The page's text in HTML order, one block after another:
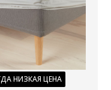
НИЗКАЯ ЦЕНА